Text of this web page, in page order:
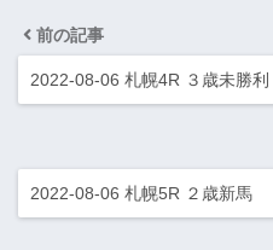
前の記事
2022-08-06 札幌4R ３歳未勝利
2022-08-06 札幌5R ２歳新馬